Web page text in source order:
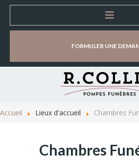
Organisation d'obsèques
Lieux d'accueil
FORMULER UNE
Accueil Lieux d'accueil Chambres
Chambres